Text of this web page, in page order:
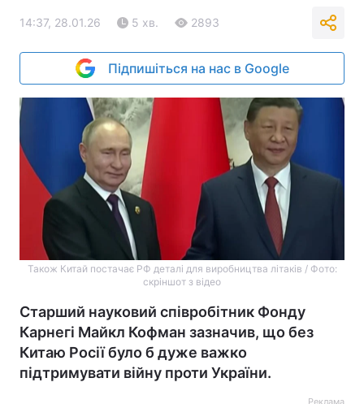
14:37, 28.01.26 5 хв. 2893
Підпишіться на нас в Google
Також Китай постачає РФ деталі для виробництва літаків / Фото:
скріншот з відео
Старший науковий співробітник Фонду
Карнегі Майкл Кофман зазначив, що без
Китаю Росії було б дуже важко
підтримувати війну проти України.
Реклама